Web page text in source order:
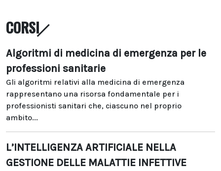
CORSI
Algoritmi di medicina di emergenza per le
professioni sanitarie
Gli algoritmi relativi alla medicina di emergenza
rappresentano una risorsa fondamentale per i
professionisti sanitari che, ciascuno nel proprio
ambito...
L’INTELLIGENZA ARTIFICIALE NELLA
GESTIONE DELLE MALATTIE INFETTIVE